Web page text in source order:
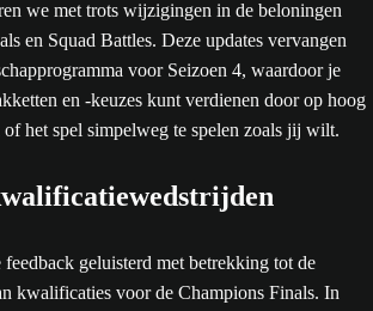
we met trots wijzigingen in de beloningen
en Squad Battles. Deze updates vervangen
voor Seizoen 4, waardoor je
en -keuzes kunt verdienen door op hoog
het spel simpelweg te spelen zoals jij wilt.
geluisterd met betrekking tot de
kwalificaties voor de Champions Finals. In